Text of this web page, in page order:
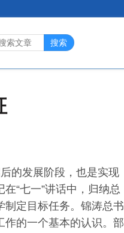
搜索
的发展阶段，也是实现
“七一”讲话中，归纳总
制定目标任务。锦涛总书
作的一个基本的认识。部